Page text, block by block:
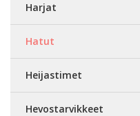
Harjat
Hatut
Heijastimet
Hevostarvikkeet